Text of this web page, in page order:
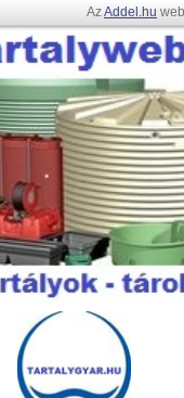
AzAddel.hu